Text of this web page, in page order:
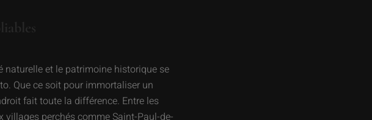
naturelle et le patrimoine historique se
Que ce soit pour immortaliser un
fait toute la différence. Entre les
villages perchés comme Saint-Paul-de-